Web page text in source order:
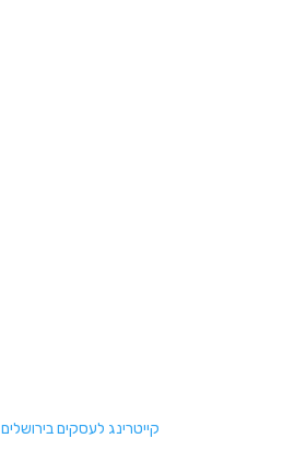
קייטרינג לעסקים בירושלים